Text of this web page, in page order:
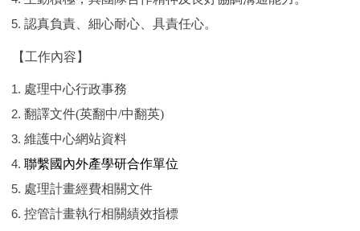
認真負責、細心耐心、具責任心。
【工作內容】
處理中心行政事務
翻譯文件(英翻中/中翻英)
維護中心網站資料
聯繫國內外產學研合作單位
處理計畫經費相關文件
控管計畫執行相關績效指標